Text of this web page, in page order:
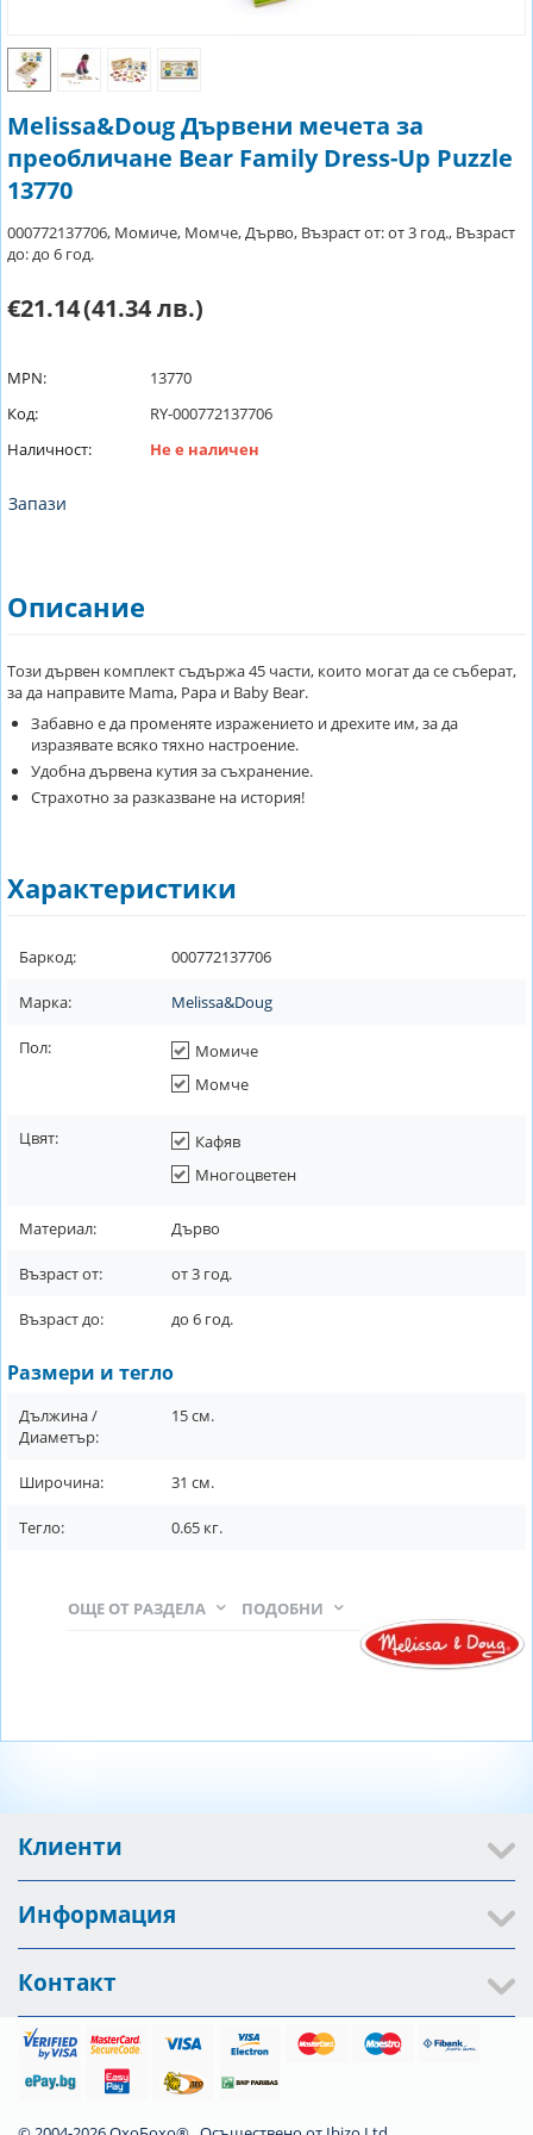
Melissa&Doug Дървени мечeта за
преобличане Bear Family Dress-Up Puzzle
13770
000772137706, Момиче, Момче, Дърво, Възраст от: от 3 год., Възраст
до: до 6 год.
€21.14(41.34 лв.)
MPN:
13770
Код:
RY-000772137706
Наличност:
Не е наличен
Запази
Описание
Този дървен комплект съдържа 45 части, които могат да се съберат,
за да направите Mama, Papa и Baby Bear.
Забавно е да променяте изражението и дрехите им, за да
изразявате всяко тяхно настроение.
Удобна дървена кутия за съхранение.
Страхотно за разказване на история!
Характеристики
Баркод: 000772137706
Марка: Melissa&Doug
Пол:
Момиче
Момче
Цвят:
Кафяв
Многоцветен
Материал: Дърво
Възраст от: от3 год.
Възраст до: до 6 год.
Размери и тегло
Дължина /
Диаметър:
15см.
Широчина: 31 см.
Тегло: 0.65 кг.
ПОДОБНИ
ОЩЕ ОТ РАЗДЕЛА
Клиенти
Информация
Контакт